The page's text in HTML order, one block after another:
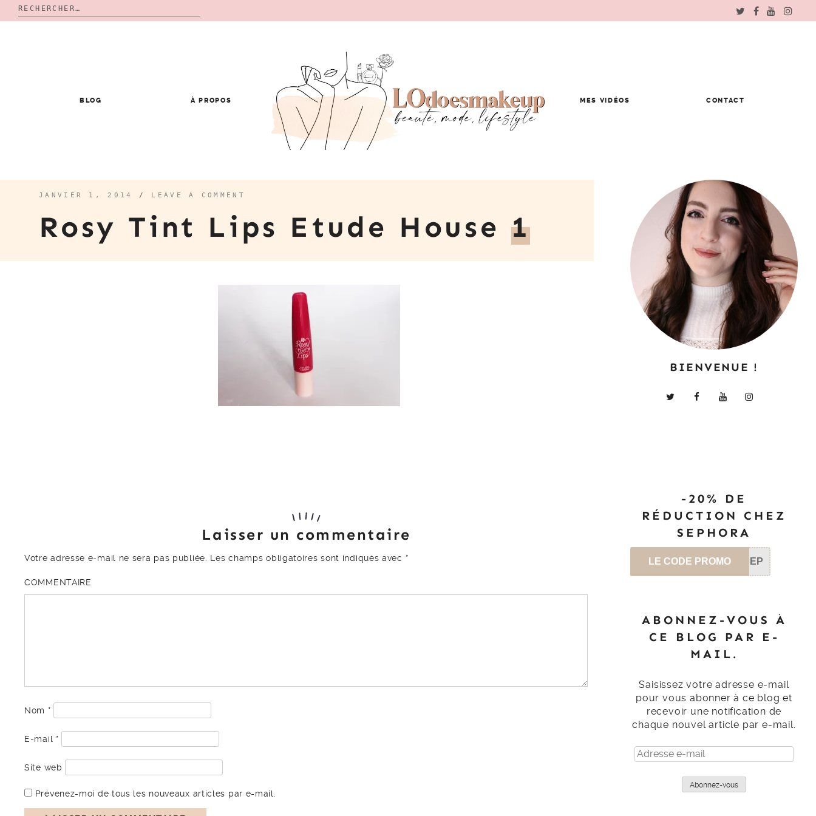
Rechercher :
BLOG À PROPOS MES VIDÉOS CONTACT
JANVIER 1, 2014 / LEAVE A COMMENT
Rosy Tint Lips Etude House 1
Laisser un commentaire
Votre adresse e-mail ne sera pas publiée. Les champs obligatoires sont indiqués avec *
COMMENTAIRE
Nom *
E-mail *
Site web
Prévenez-moi de tous les nouveaux articles par e-mail.
BIENVENUE !
-20% DE
RÉDUCTION CHEZ
SEPHORA
LE CODE PROMO SEP
ABONNEZ-VOUS À
CE BLOG PAR E-
MAIL.
Saisissez votre adresse e-mail
pour vous abonner à ce blog et
recevoir une notification de
chaque nouvel article par e-mail.
Adresse
e-
Abonnez-vous